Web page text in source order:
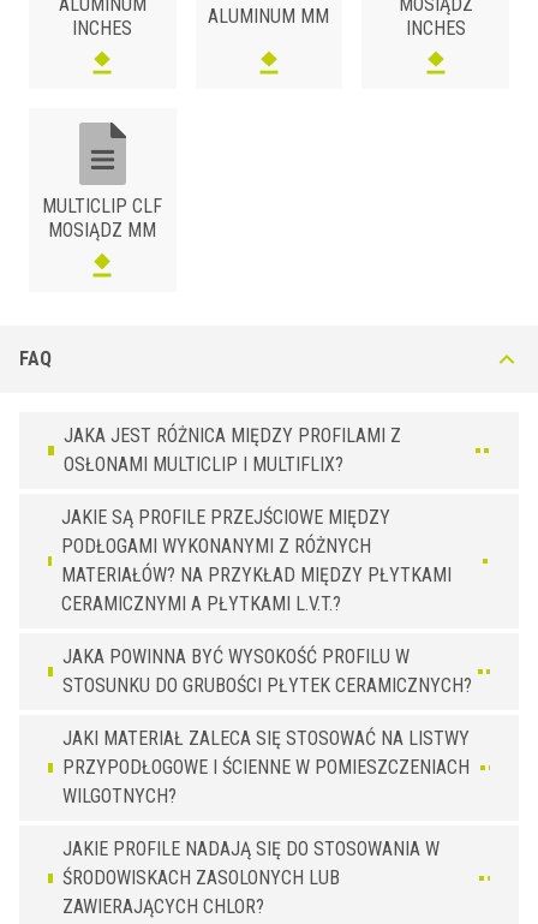
INCHES
ALUMINUM MM
INCHES
MULTICLIP CLF
MOSIĄDZ MM
FAQ
JAKA JEST RÓŻNICA MIĘDZY PROFILAMI Z
OSŁONAMI MULTICLIP I MULTIFLIX?
JAKIE SĄ PROFILE PRZEJŚCIOWE MIĘDZY
PODŁOGAMI WYKONANYMI Z RÓŻNYCH
MATERIAŁÓW? NA PRZYKŁAD MIĘDZY PŁYTKAMI
CERAMICZNYMI A PŁYTKAMI L.V.T.?
JAKA POWINNA BYĆ WYSOKOŚĆ PROFILU W
STOSUNKU DO GRUBOŚCI PŁYTEK CERAMICZNYCH?
JAKI MATERIAŁ ZALECA SIĘ STOSOWAĆ NA LISTWY
PRZYPODŁOGOWE I ŚCIENNE W POMIESZCZENIACH
WILGOTNYCH?
JAKIE PROFILE NADAJĄ SIĘ DO STOSOWANIA W
ŚRODOWISKACH ZASOLONYCH LUB
ZAWIERAJĄCYCH CHLOR?